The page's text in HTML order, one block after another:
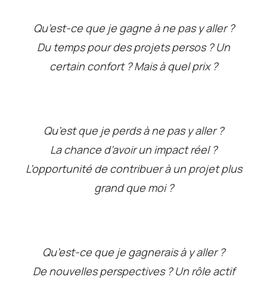
Qu’est-ce que je gagne à ne pas y aller ?
Du temps pour des projets persos ? Un
certain confort ? Mais à quel prix ?
Qu’est que je perds à ne pas y aller ?
La chance d’avoir un impact réel ?
L’opportunité de contribuer à un projet plus
grand que moi ?
Qu’est-ce que je gagnerais à y aller ?
De nouvelles perspectives ? Un rôle actif